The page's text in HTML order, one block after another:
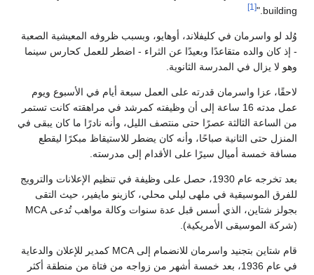
building."
[1]
وُلد لو واسرمان في كليفلاند، أوهايو، وبسبب ظروفه المعيشية الصعبة
- إذ كان والده متقاعدًا وبعيدًا عن الثراء - اضطر للعمل كحارس سينما
وهو لا يزال في المدرسة الثانوية.
لاحقًا، عزا واسرمان قدرته على العمل سبعة أيام في الأسبوع ويوم
عمل مدته 16 ساعة إلى أن وظيفته كمرشد في مراهقته كانت تستمر
من الساعة الثالثة عصرًا حتى منتصف الليل، وأنه نادرًا ما كان يبقى في
المنزل حتى الثانية صباحًا، وأنه كان يضطر للاستيقاظ مبكرًا ليقطع
مسافة خمسة أميال سيرًا على الأقدام إلى مدرسته.
بعد تخرجه عام 1930، حصل على وظيفة في تنظيم الإعلانات والترويج
للفرق الموسيقية في ملهى ليلي محلي، كازينو مايفير، حيث التقى
بجولز شتاين، الذي أسس قبل عدة سنوات وكالة مواهب تُدعى MCA
(شركة الموسيقى الأمريكية).
قام شتاين بتجنيد واسرمان للانضمام إلى MCA كمدير للإعلان والدعاية
في عام 1936، بعد خمسة أشهر من زواجه من فتاة من منطقة أكثر